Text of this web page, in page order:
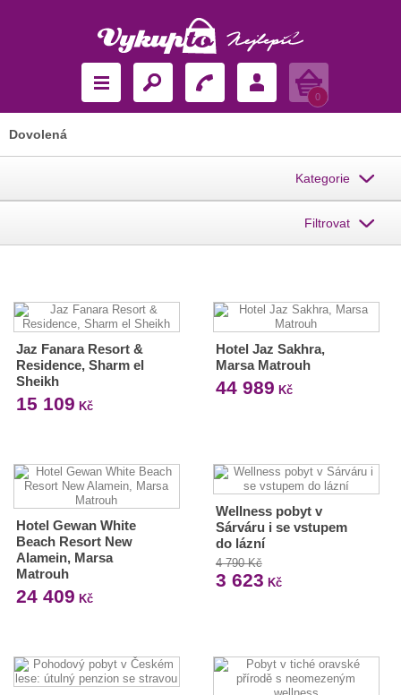
Košík
0
Dovolená
Kategorie
Filtrovat
Jaz Fanara Resort &
Residence, Sharm el
Sheikh
15 109 Kč
Hotel Jaz Sakhra,
Marsa Matrouh
44 989 Kč
Hotel Gewan White
Beach Resort New
Alamein, Marsa
Matrouh
24 409 Kč
Wellness pobyt v
Sárváru i se vstupem
do lázní
4 790 Kč
3 623 Kč